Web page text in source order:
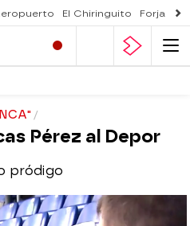
El Chiringuito Forjado
Pérez al Depor
pródigo